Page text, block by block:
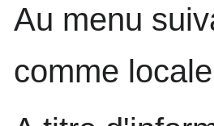
Au menu
comme